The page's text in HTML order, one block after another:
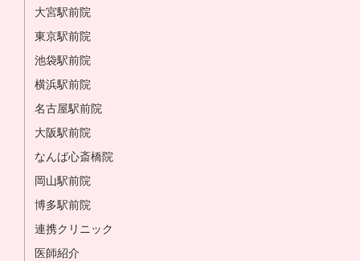
大宮駅前院
東京駅前院
池袋駅前院
横浜駅前院
名古屋駅前院
大阪駅前院
なんば心斎橋院
岡山駅前院
博多駅前院
連携クリニック
医師紹介